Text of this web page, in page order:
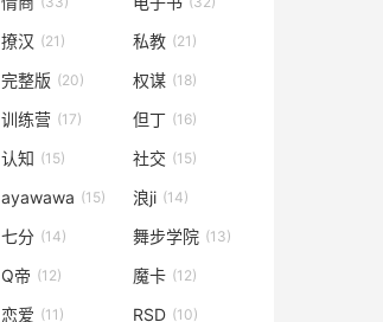
撩汉 (21) 私教 (21)
完整版 (20) 权谋 (18)
训练营 (17) 但丁 (16)
认知 (15) 社交 (15)
ayawawa (15) 浪ji (14)
七分 (14) 舞步学院 (13)
Q帝 (12) 魔卡 (12)
恋爱 (11) RSD (10)